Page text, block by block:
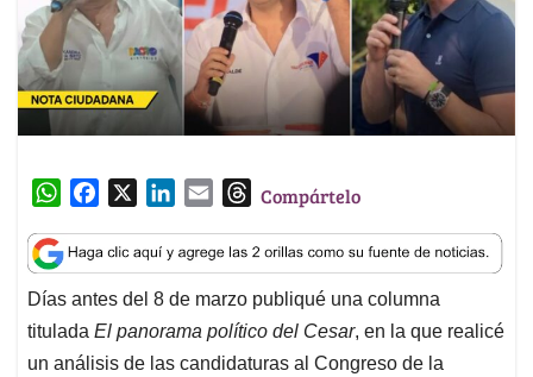
W
a
t
s
A
p
c
e
b
o
o
n
k
e
d
I
a
i
l
T
r
e
a
d
s
Compártelo
Días antes del 8 de marzo publiqué una columna
titulada El panorama político del Cesar, en la que realicé
un análisis de las candidaturas al Congreso de la